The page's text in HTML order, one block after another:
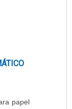
papel